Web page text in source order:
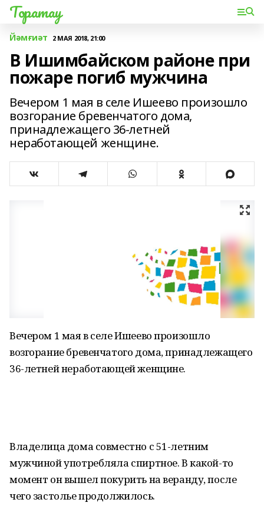
Торатау
Йәмғиәт 2 МАЯ 2018, 21:00
В Ишимбайском районе при
пожаре погиб мужчина
Вечером 1 мая в селе Ишеево произошло
возгорание бревенчатого дома,
принадлежащего 36-летней
неработающей женщине.
Вечером 1 мая в селе Ишеево произошло
возгорание бревенчатого дома, принадлежащего
36-летней неработающей женщине.
Владелица дома совместно с 51-летним
мужчиной употребляла спиртное. В какой-то
момент он вышел покурить на веранду, после
чего застолье продолжилось.